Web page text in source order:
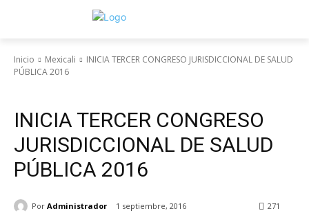
Inicio Mexicali
INICIA TERCER CONGRESO JURISDICCIONAL DE SALUD
PÚBLICA 2016
INICIA TERCER CONGRESO
JURISDICCIONAL DE SALUD
PÚBLICA 2016
Por Administrador 1 septiembre, 2016 271